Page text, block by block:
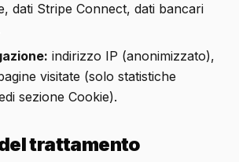
dati Stripe Connect, dati bancari
indirizzo IP (anonimizzato),
visitate (solo statistiche
sezione Cookie).
trattamento